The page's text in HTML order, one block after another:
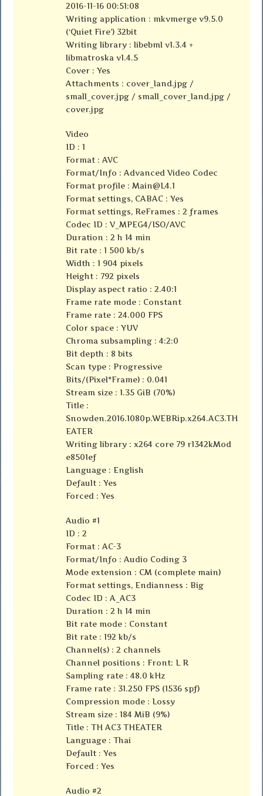
2016-11-16 00:51:08
Writing application : mkvmerge v9.5.0
(‘Quiet Fire’) 32bit
Writing library : libebml v1.3.4 +
libmatroska v1.4.5
Cover : Yes
Attachments : cover_land.jpg /
small_cover.jpg / small_cover_land.jpg /
cover.jpg
Video
ID : 1
Format : AVC
Format/Info : Advanced Video Codec
Format profile :Main@L4.1
Format settings, CABAC : Yes
Format settings, ReFrames : 2 frames
Codec ID : V_MPEG4/ISO/AVC
Duration : 2 h 14 min
Bit rate : 1 500 kb/s
Width : 1 904 pixels
Height : 792 pixels
Display aspect ratio : 2.40:1
Frame rate mode : Constant
Frame rate : 24.000 FPS
Color space : YUV
Chroma subsampling : 4:2:0
Bit depth : 8 bits
Scan type : Progressive
Bits/(Pixel*Frame) : 0.041
Stream size : 1.35 GiB (70%)
Title :
Snowden.2016.1080p.WEBRip.x264.AC3.TH
EATER
Writing library : x264 core 79 r1342kMod
e8501ef
Language : English
Default : Yes
Forced : Yes
Audio #1
ID : 2
Format : AC-3
Format/Info : Audio Coding 3
Mode extension : CM (complete main)
Format settings, Endianness : Big
Codec ID : A_AC3
Duration : 2 h 14 min
Bit rate mode : Constant
Bit rate : 192 kb/s
Channel(s) : 2 channels
Channel positions : Front: L R
Sampling rate : 48.0 kHz
Frame rate : 31.250 FPS (1536 spf)
Compression mode : Lossy
Stream size : 184 MiB (9%)
Title : TH AC3 THEATER
Language : Thai
Default : Yes
Forced : Yes
Audio #2